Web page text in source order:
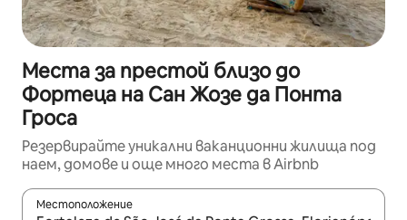
Места за престой близо до
Фортеца на Сан Жозе да Понта
Гроса
Резервирайте уникални ваканционни жилища под
наем, домове и още много места в Airbnb
Местоположение